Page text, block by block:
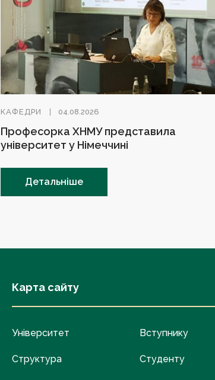
КАФЕДРИ 04.08.2026
Професорка ХНМУ представила
університет у Німеччині
Детальніше
Карта сайту
Університет
Структура
Вступнику
Студенту